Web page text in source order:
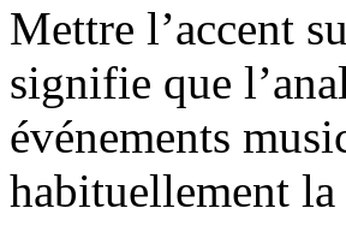
Mettre l’accent
signifie que
événements
habituellement